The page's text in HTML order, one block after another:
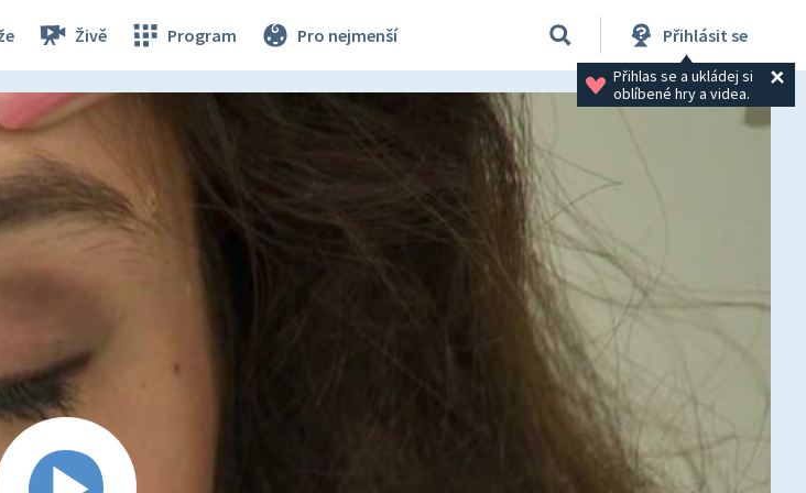
Živě Program Pro nejmenší Přihlásit se
Přihlas se a ukládej si
oblíbené hry a videa.